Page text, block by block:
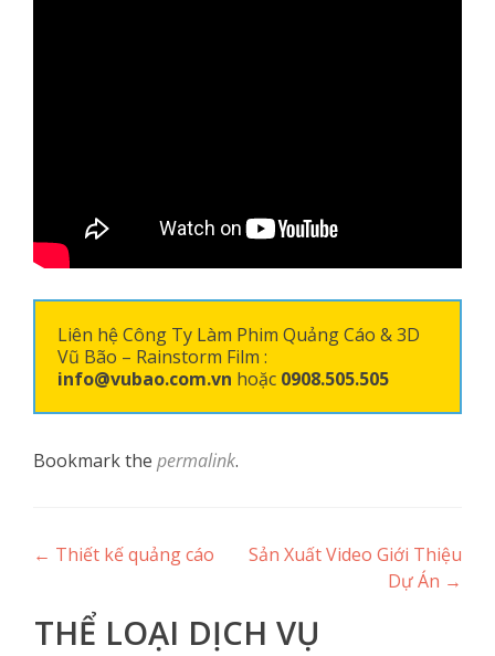
Liên hệ Công Ty Làm Phim Quảng Cáo & 3D
Vũ Bão – Rainstorm Film :
info@vubao.com.vn hoặc 0908.505.505
Bookmark the permalink.
Post
← Thiết kế quảng cáo
Sản Xuất Video Giới Thiệu
Dự Án →
THỂ LOẠI DỊCH VỤ